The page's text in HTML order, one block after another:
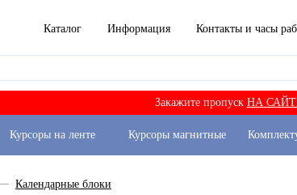
Каталог Информация Контакты и часы
Закажите пропуск НА
Курсоры на ленте Курсоры магнитные
Календарные блоки